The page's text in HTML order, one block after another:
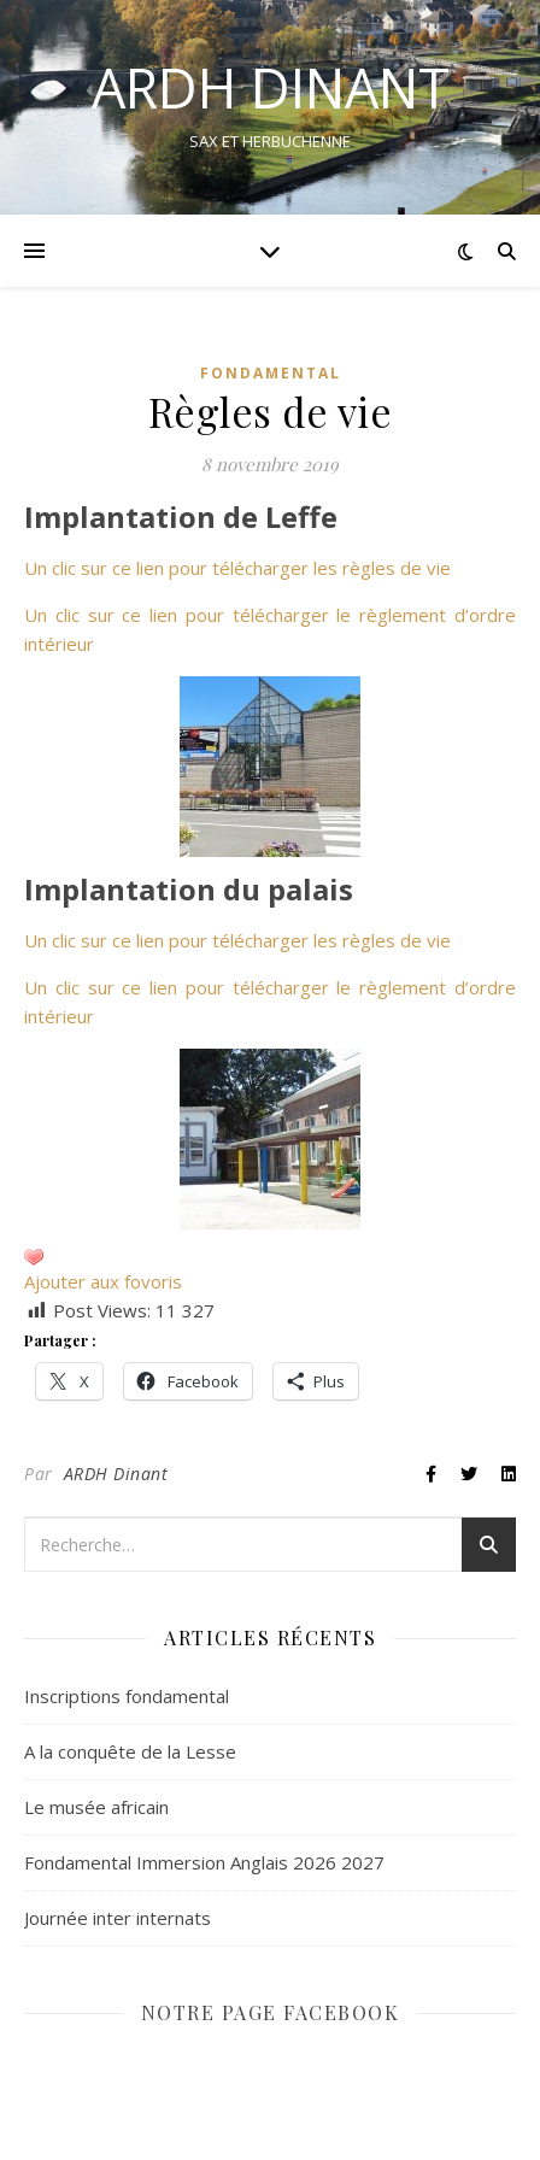
ARDH DINANT
SAX ET HERBUCHENNE
FONDAMENTAL
Règles de vie
8 novembre 2019
Implantation de Leffe
Un clic sur ce lien pour télécharger les règles de vie
Un clic sur ce lien pour télécharger le règlement d’ordre
intérieur
Implantation du palais
Un clic sur ce lien pour télécharger les règles de vie
Un clic sur ce lien pour télécharger le règlement d’ordre
intérieur
Ajouter aux fovoris
Post Views: 11 327
Partager :
X Facebook Plus
ParARDH Dinant
ARTICLES RÉCENTS
Inscriptions fondamental
A la conquête de la Lesse
Le musée africain
Fondamental Immersion Anglais 2026 2027
Journée inter internats
NOTRE PAGE FACEBOOK